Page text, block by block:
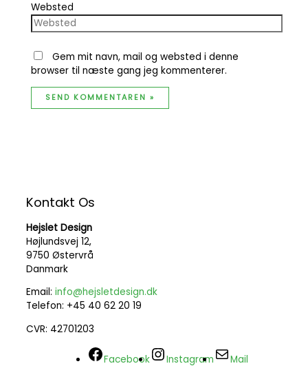
Websted
Gem mit navn, mail og websted i denne
browser til næste gang jeg kommenterer.
Kontakt Os
Hejslet Design
Højlundsvej 12,
9750 Østervrå
Danmark
Email: info@hejsletdesign.dk
Telefon: +45 40 62 20 19
CVR: 42701203
Facebook Instagram Mail